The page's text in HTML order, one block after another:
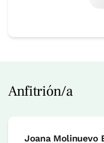
Anfitrión/a
Joana Molinuevo